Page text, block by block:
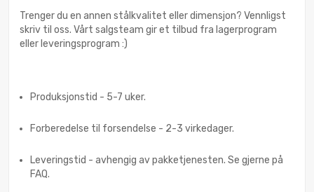
Trenger du en annen stålkvalitet eller dimensjon? Vennligst
skriv til oss. Vårt salgsteam gir et tilbud fra lagerprogram
eller leveringsprogram :)
Produksjonstid - 5-7 uker.
Forberedelse til forsendelse - 2-3 virkedager.
Leveringstid - avhengig av pakketjenesten. Se gjerne på
FAQ.